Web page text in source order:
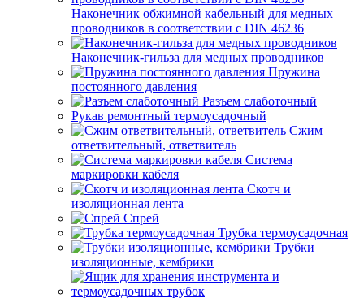
Наконечник обжимной кабельный для медных
проводников в соответствии с DIN 46236
Наконечник-гильза для медных проводников
Пружина
постоянного давления
Разъем слаботочный
Рукав ремонтный термоусадочный
Сжим
ответвительный, ответвитель
Система
маркировки кабеля
Скотч и
изоляционная лента
Спрей
Трубка термоусадочная
Трубки
изоляционные, кембрики